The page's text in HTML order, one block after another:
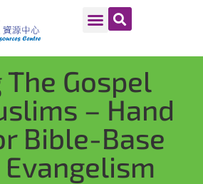
Gospel
– Hand
Bible-Base